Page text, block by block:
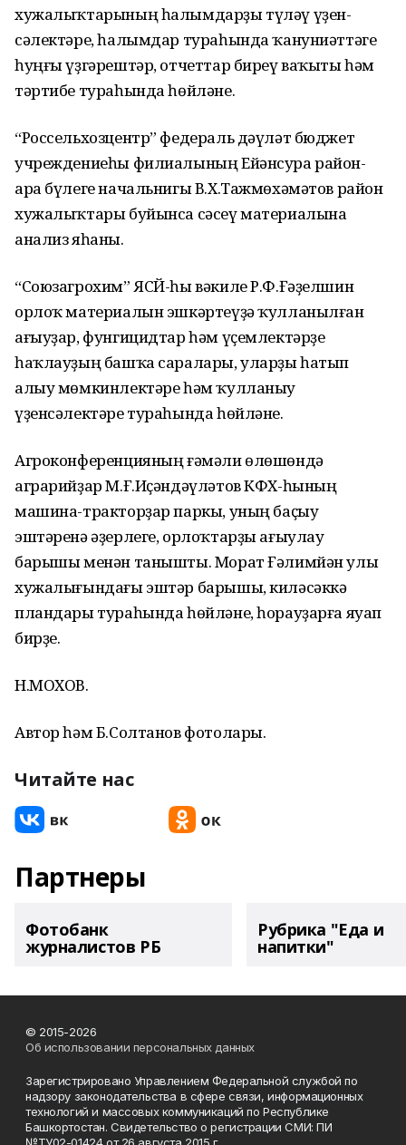
хужалыҡтарының һалымдарҙы түләү үҙен-
сәлектәре, һалымдар тураһында ҡануниәттәге
һуңғы үҙгәрештәр, отчеттар биреү ваҡыты һәм
тәртибе тураһында һөйләне.
“Россельхозцентр” федераль дәүләт бюджет
учреждениеһы филиалының Ейәнсура район-
ара бүлеге начальнигы В.Х.Тажмөхәмәтов район
хужалыҡтары буйынса сәсеү материалына
анализ яһаны.
“Союзагрохим” ЯСЙ-һы вәкиле Р.Ф.Ғәҙелшин
орлоҡ материалын эшкәртеүҙә ҡулланылған
ағыуҙар, фунгицидтар һәм үҫемлектәрҙе
һаҡлауҙың башҡа саралары, уларҙы һатып
алыу мөмкинлектәре һәм ҡулланыу
үҙенсәлектәре тураһында һөйләне.
Агроконференцияның ғәмәли өлөшөндә
аграрийҙар М.Ғ.Иҫәндәүләтов КФХ-һының
машина-тракторҙар паркы, уның баҫыу
эштәренә әҙерлеге, орлоҡтарҙы ағыулау
барышы менән танышты. Морат Ғәлимйән улы
хужалығындағы эштәр барышы, киләсәккә
пландары тураһында һөйләне, һорауҙарға яуап
бирҙе.
Н.МОХОВ.
Автор һәм Б.Солтанов фотолары.
Читайте нас
Партнеры
Фотобанк
журналистов РБ
Рубрика "Еда и
напитки"
© 2015-2026
Об использовании персональных данных
Зарегистрировано Управлением Федеральной службой по
надзору законодательства в сфере связи, информационных
технологий и массовых коммуникаций по Республике
Башкортостан. Свидетельство о регистрации СМИ: ПИ